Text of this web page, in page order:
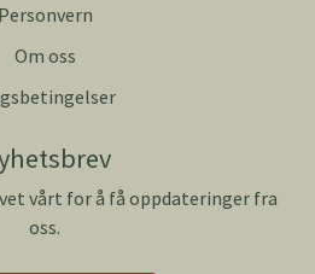
Personvern
Om oss
vårt for å få oppdateringer fra
oss.